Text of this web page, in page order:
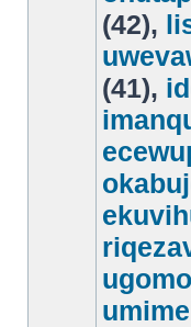
(42),
(41),